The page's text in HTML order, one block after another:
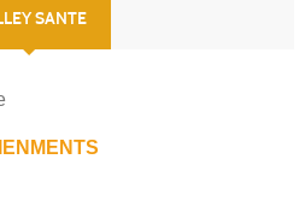
SANTE